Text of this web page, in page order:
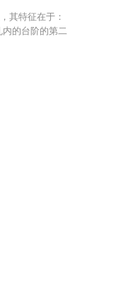
其特征在于：
的台阶的第二